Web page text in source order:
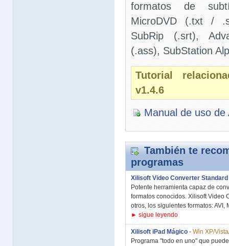
formatos de
MicroDVD (.txt /
SubRip (.srt),
(.ass), SubStation
Tutorial
v1.4.6
Manual de uso de
También te
programas
Xilisoft Video Converter Standard
Potente herramienta capaz de
formatos conocidos. Xilisoft Video
otros, los siguientes formatos: AVI,
► sigue leyendo
Xilisoft iPad Mágico - Win XP/
Programa "todo en uno" que